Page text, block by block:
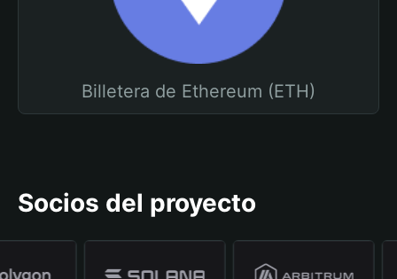
Billetera de Ethereum (ETH)
Socios del proyecto